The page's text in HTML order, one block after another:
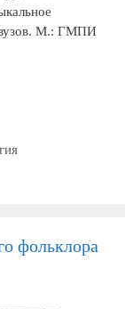
вузов. М.: ГМПИ
фольклора